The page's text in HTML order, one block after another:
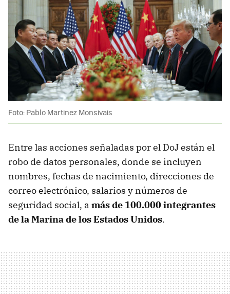
Foto: Pablo Martinez Monsivais
Entre las acciones señaladas por el DoJ están el
robo de datos personales, donde se incluyen
nombres, fechas de nacimiento, direcciones de
correo electrónico, salarios y números de
seguridad social, a más de 100.000 integrantes
de la Marina de los Estados Unidos.